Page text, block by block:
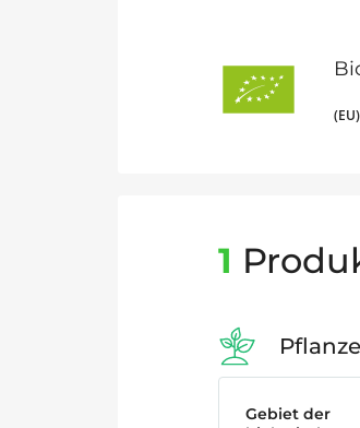
1
Gebiet der